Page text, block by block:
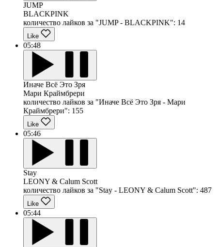
JUMP
BLACKPINK
количество лайков за "JUMP - BLACKPINK": 14
Like
05:48
Иначе Всё Это Зря
Мари Краймбрери
количество лайков за "Иначе Всё Это Зря - Мари
Краймбрери": 155
Like
05:46
Stay
LEONY & Calum Scott
количество лайков за "Stay - LEONY & Calum Scott": 487
Like
05:44